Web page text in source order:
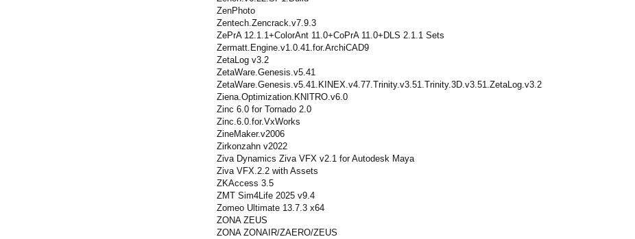
ZenPhoto
Zentech.Zencrack.v7.9.3
ZePrA 12.1.1+ColorAnt 11.0+CoPrA 11.0+DLS 2.1.1 Sets
Zermatt.Engine.v1.0.41.for.ArchiCAD9
ZetaLog v3.2
ZetaWare.Genesis.v5.41
ZetaWare.Genesis.v5.41.KINEX.v4.77.Trinity.v3.51.Trinity.3D.v3.51.ZetaLog.v3.2
Ziena.Optimization.KNITRO.v6.0
Zinc 6.0 for Tornado 2.0
Zinc.6.0.for.VxWorks
ZineMaker.v2006
Zirkonzahn v2022
Ziva Dynamics Ziva VFX v2.1 for Autodesk Maya
Ziva VFX.2.2 with Assets
ZKAccess 3.5
ZMT Sim4Life 2025 v9.4
Zomeo Ultimate 13.7.3 x64
ZONA ZEUS
ZONA ZONAIR/ZAERO/ZEUS